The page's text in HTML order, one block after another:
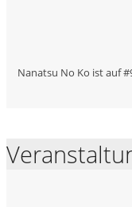
Nanatsu No Ko ist auf